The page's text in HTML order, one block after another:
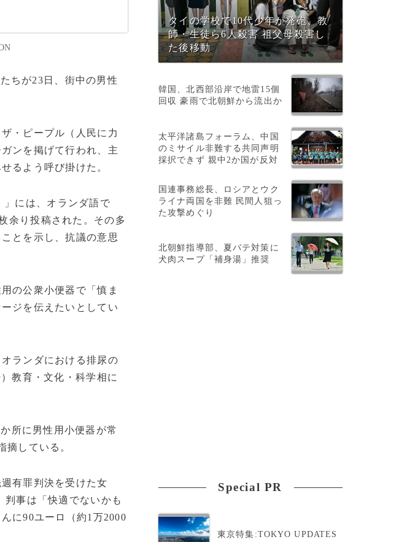
ちが23日、街中の男性
・ピープル（人民に力
ンを掲げて行われ、主
るよう呼び掛けた。
」には、オランダ語で
余り投稿された。その多
とを示し、抗議の意思
の公衆小便器で「慎ま
ジを伝えたいとしてい
ランダにおける排尿の
）教育・文化・科学相に
所に男性用小便器が常
している。
有罪判決を受けた女
判事は「快適でないかも
に90ユーロ（約1万2000
タイの学校で10代少年が発砲、教
師・生徒ら6人殺害 祖父母殺害し
た後移動
韓国、北西部沿岸で地雷15個
回収 豪雨で北朝鮮から流出か
太平洋諸島フォーラム、中国
のミサイル非難する共同声明
採択できず 親中2か国が反対
国連事務総長、ロシアとウク
ライナ両国を非難 民間人狙っ
た攻撃めぐり
北朝鮮指導部、夏バテ対策に
犬肉スープ「補身湯」推奨
Special PR
東京特集:TOKYO UPDATES